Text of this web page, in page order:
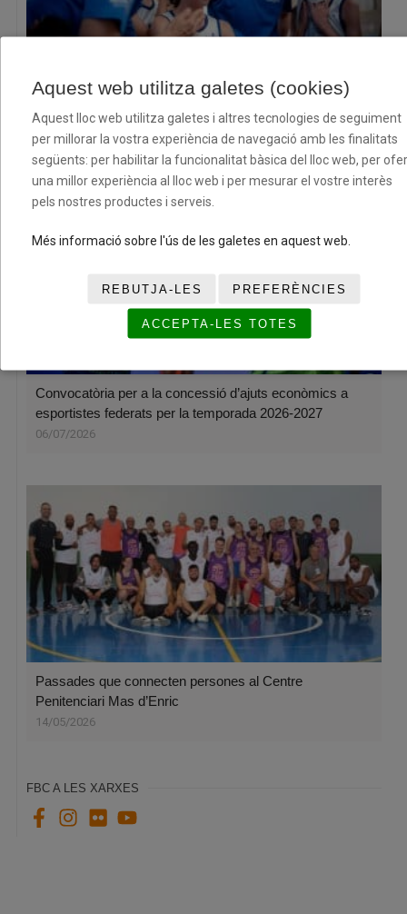
El XII Torneig Cloenda consolida la seva aposta pel
convivència
08/07/2026
Convocatòria per a la concessió d’ajuts econòmics a
esportistes federats per la temporada 2026-2027
06/07/2026
Passades que connecten persones al Centre
Penitenciari Mas d’Enric
14/05/2026
FBC A LES XARXES
Aquest web utilitza galetes (cookies)
Aquest lloc web utilitza galetes i altres tecnologies de seguiment
per millorar la vostra experiència de navegació amb les finalitats
següents: per habilitar la funcionalitat bàsica del lloc web, per
una millor experiència al lloc web i per mesurar el vostre interès
pels nostres productes i serveis.
Més informació sobre l'ús de les galetes en aquest web.
REBUTJA-LES PREFERÈNCIES
ACCEPTA-LES TOTES